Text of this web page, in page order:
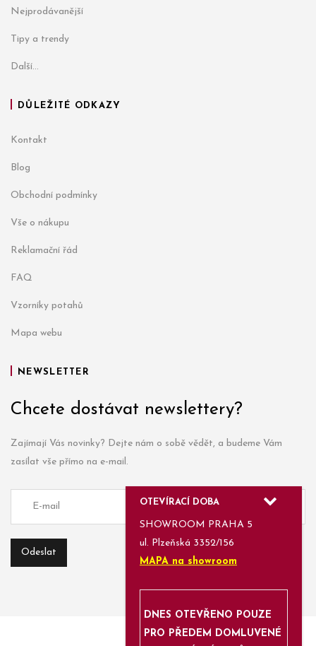
Nejprodávanější
Tipy a trendy
Další...
DŮLEŽITÉ ODKAZY
Kontakt
Blog
Obchodní podmínky
Vše o nákupu
Reklamační řád
FAQ
Vzorníky potahů
Mapa webu
NEWSLETTER
Chcete dostávat newslettery?
Zajímají Vás novinky? Dejte nám o sobě vědět, a budeme Vám
zasílat vše přímo na e-mail.
OTEVÍRACÍ DOBA
SHOWROOM PRAHA 5
ul. Plzeňská 3352/156
MAPA na showroom
DNES OTEVŘENO POUZE
PRO PŘEDEM DOMLUVENÉ